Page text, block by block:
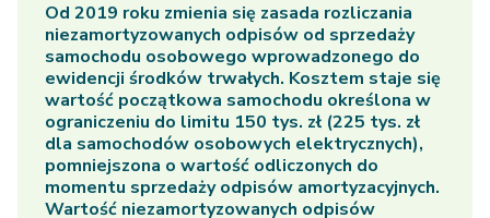
Od 2019 roku zmienia się zasada rozliczania
niezamortyzowanych odpisów od sprzedaży
samochodu osobowego wprowadzonego do
ewidencji środków trwałych. Kosztem staje się
wartość początkowa samochodu określona w
ograniczeniu do limitu 150 tys. zł (225 tys. zł
dla samochodów osobowych elektrycznych),
pomniejszona o wartość odliczonych do
momentu sprzedaży odpisów amortyzacyjnych.
Wartość niezamortyzowanych odpisów